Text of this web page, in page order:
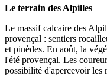
Le terrain des Alpilles
Le massif calcaire des
provençal : sentiers
et pinèdes. En août, la
l'été provençal. Les
possibilité d'apercevoir les